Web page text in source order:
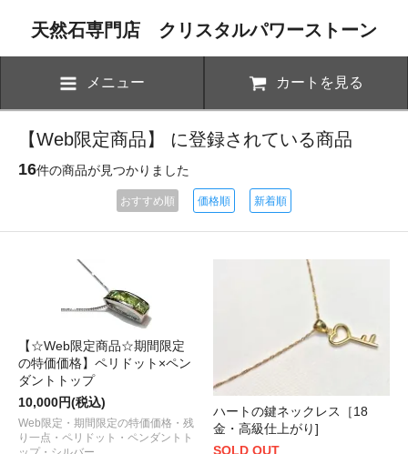
天然石専門店 クリスタルパワーストーン
メニュー カートを見る
【Web限定商品】 に登録されている商品
16件の商品が見つかりました
おすすめ順 価格順 新着順
【☆Web限定商品☆期間限定
の特価価格】ペリドット×ペン
ダントトップ
10,000円(税込)
Web限定・期間限定の特価価格・残
り一点・ペリドット・ペンダントト
ハートの鍵ネックレス［18
金・高級仕上がり]
SOLD OUT